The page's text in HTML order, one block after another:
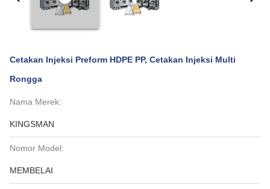
Cetakan Injeksi Preform HDPE PP, Cetakan Injeksi Multi
Rongga
Nama Merek:
KINGSMAN
Nomor Model:
MEMBELAI